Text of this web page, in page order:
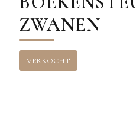
ZWANEN
VERKOCHT